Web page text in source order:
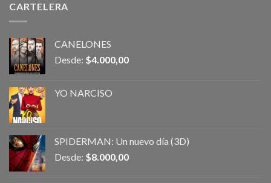
CARTELERA
CANELONES
Desde: $4.000,00
YO NARCISO
SPIDERMAN: Un nuevo día (3D)
Desde: $8.000,00